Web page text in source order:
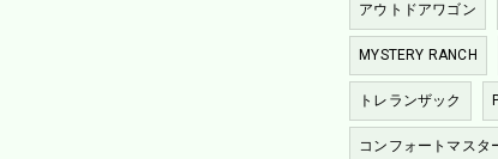
アウトドアワゴン
MYSTERY RANCH
トレランザック
コンフォートマスタ